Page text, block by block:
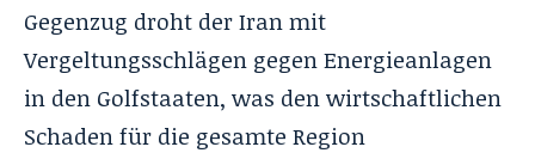
Gegenzug droht der Iran mit
Vergeltungsschlägen gegen Energieanlagen
in den Golfstaaten, was den wirtschaftlichen
Schaden für die gesamte Region